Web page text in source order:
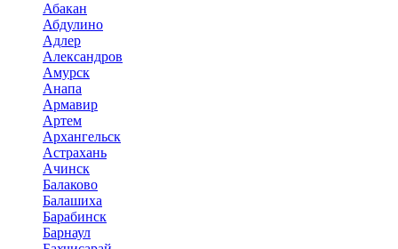
Абакан
Абдулино
Адлер
Александров
Амурск
Анапа
Армавир
Артем
Архангельск
Астрахань
Ачинск
Балаково
Балашиха
Барабинск
Барнаул